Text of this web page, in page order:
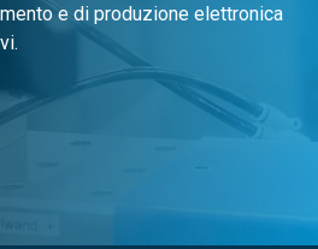
e di produzione elettronica